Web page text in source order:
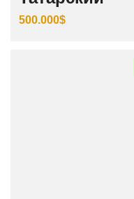
500.000$